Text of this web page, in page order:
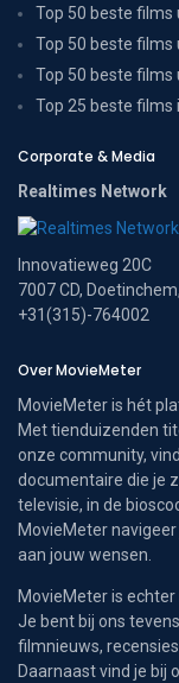
Top 50 beste films
Top 50 beste films
Top 50 beste films
Top 25 beste films
Corporate & Media
Realtimes Network
Innovatieweg 20C
7007 CD,
+31(315)-764002
Over MovieMeter
MovieMeter is hét
Met tienduizenden
onze community,
documentaire die je
televisie, in de
MovieMeter
aan jouw wensen.
MovieMeter is
Je bent bij ons
filmnieuws,
Daarnaast vind je bij